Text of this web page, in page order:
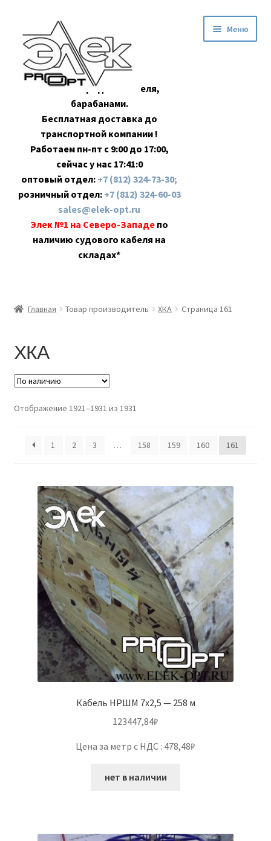
навигации
содержимому
Оптовая продажа кабеля,
барабанами.
Бесплатная доставка до
транспортной компании !
Работаем пн-пт с 9:00 до 17:00,
сейчас у нас 17:41:0
оптовый отдел: +7 (812) 324-73-30;
розничный отдел: +7 (812) 324-60-03
sales@elek-opt.ru
Элек №1 на Северо-Западе по
наличию судового кабеля на
складах*
Меню
Контакты
Розница
Главная Товар производитель ХКА Страница 161
ХКА
Отображение 1921–1931 из 1931
1 2 3 … 158 159 160 161
Кабель НРШМ 7х2,5 — 258 м
123447,84₽
Цена за метр с НДС : 478,48₽
нет в наличии